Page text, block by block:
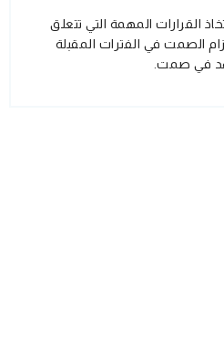
القرارات المهمة التي تتعلق
الصمت في الفترات المقبلة
في صمت.